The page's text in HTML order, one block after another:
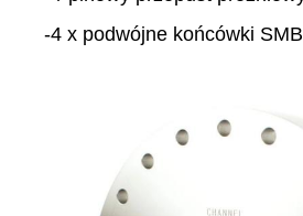
-4 x podwójne końcówki SMB